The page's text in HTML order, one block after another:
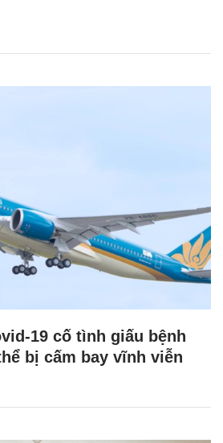
19 cố tình giấu bệnh
bị cấm bay vĩnh viễn